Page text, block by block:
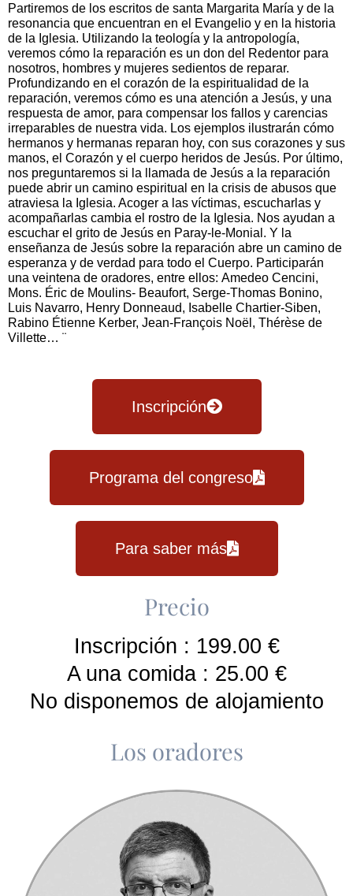
Partiremos de los escritos de santa Margarita María y de la
resonancia que encuentran en el Evangelio y en la historia
de la Iglesia. Utilizando la teología y la antropología,
veremos cómo la reparación es un don del Redentor para
nosotros, hombres y mujeres sedientos de reparar.
Profundizando en el corazón de la espiritualidad de la
reparación, veremos cómo es una atención a Jesús, y una
respuesta de amor, para compensar los fallos y carencias
irreparables de nuestra vida. Los ejemplos ilustrarán cómo
hermanos y hermanas reparan hoy, con sus corazones y sus
manos, el Corazón y el cuerpo heridos de Jesús. Por último,
nos preguntaremos si la llamada de Jesús a la reparación
puede abrir un camino espiritual en la crisis de abusos que
atraviesa la Iglesia. Acoger a las víctimas, escucharlas y
acompañarlas cambia el rostro de la Iglesia. Nos ayudan a
escuchar el grito de Jesús en Paray-le-Monial. Y la
enseñanza de Jesús sobre la reparación abre un camino de
esperanza y de verdad para todo el Cuerpo. Participarán
una veintena de oradores, entre ellos: Amedeo Cencini,
Mons. Éric de Moulins- Beaufort, Serge-Thomas Bonino,
Luis Navarro, Henry Donneaud, Isabelle Chartier-Siben,
Rabino Étienne Kerber, Jean-François Noël, Thérèse de
Villette… ¨
Inscripción
Programa del congreso
Para saber más
Precio
Inscripción : 199.00 €
A una comida : 25.00 €
No disponemos de alojamiento
Los oradores